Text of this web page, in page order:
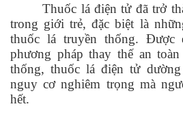
Thuốc lá điện tử đã trở
trong giới trẻ, đặc biệt là
thuốc lá truyền thống. Được
phương pháp thay thế an
thống, thuốc lá điện tử
nguy cơ nghiêm trọng mà
hết.